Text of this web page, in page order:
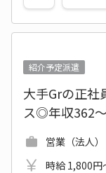
紹介予定派遣
大手Grの正
ス◎年収362
営業（法人）
時給 1,800